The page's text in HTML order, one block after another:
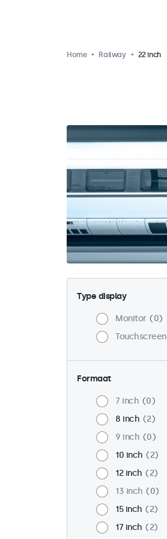
Home Railway 22 inch
Type display
Monitor
0
Touchscreen
Formaat
7 inch
0
8 inch
2
9 inch
0
10 inch
2
12 inch
2
13 inch
0
15 inch
2
17 inch
2